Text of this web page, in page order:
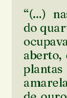
“(…)
do
aberto,